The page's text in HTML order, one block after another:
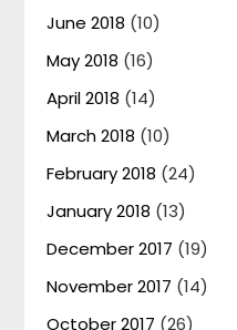
June 2018 (10)
May 2018 (16)
April 2018 (14)
March 2018 (10)
February 2018 (24)
January 2018 (13)
December 2017 (19)
November 2017 (14)
October 2017 (26)